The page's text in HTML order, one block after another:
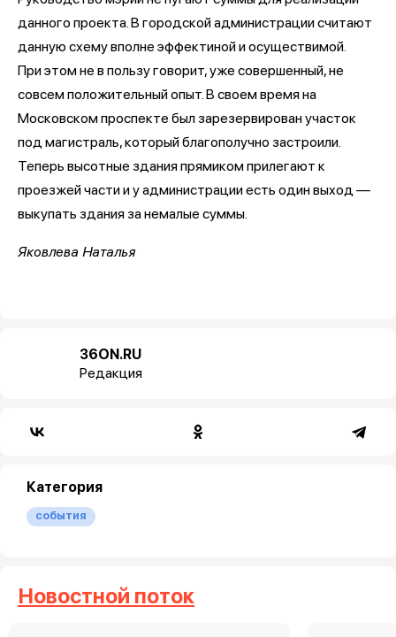
данного проекта. В городской администрации считают
данную схему вполне эффектиной и осуществимой.
При этом не в пользу говорит, уже совершенный, не
совсем положительный опыт. В своем время на
Московском проспекте был зарезервирован участок
под магистраль, который благополучно застроили.
Теперь высотные здания прямиком прилегают к
проезжей части и у администрации есть один выход —
выкупать здания за немалые суммы.
Яковлева Наталья
36ON.RU
Редакция
Категория
события
Новостной поток